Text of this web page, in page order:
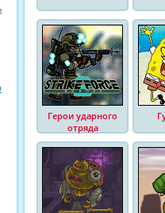
Герои ударного
отряда